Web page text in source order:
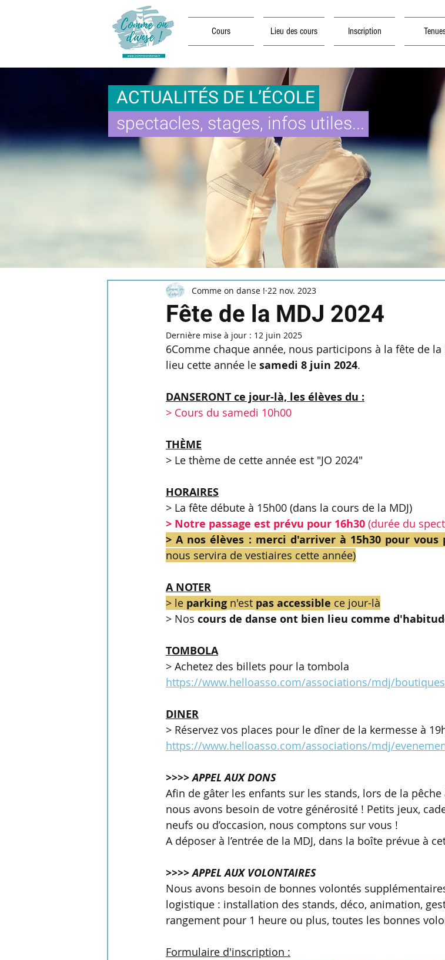
Cours Lieu des cours Inscription
ACTUALITÉS DE L’ÉCOLE
spectacles, stages, infos utiles...
Fête de la MDJ 2024
Comme on danse ! 22 nov. 2023
Dernière mise à jour : 12 juin 2025
6Comme chaque année, nous participons à la fête de la
lieu cette année le samedi 8 juin 2024.
DANSERONT ce jour-là, les élèves du :
> Cours du samedi 10h00
THÈME
> Le thème de cette année est "JO 2024"
HORAIRES
> La fête débute à 15h00 (dans la cours de la MDJ)
> Notre passage est prévu pour 16h30 (durée du
> A nos élèves : merci d'arriver à 15h30 pour vous
nous servira de vestiaires cette année)
A NOTER
> le parking n'est pas accessible ce jour-là
> Nos cours de danse ont bien lieu comme
TOMBOLA
> Achetez des billets pour la tombola
https://www.helloasso.com/associations/mdj/
DINER
> Réservez vos places pour le dîner de la kermesse à
https://www.helloasso.com/associations/mdj/
>>>> APPEL AUX DONS
Afin de gâter les enfants sur les stands, lors de la
nous avons besoin de votre générosité ! Petits jeux,
neufs ou d’occasion, nous comptons sur vous !
A déposer à l’entrée de la MDJ, dans la boîte prévue à
>>>> APPEL AUX VOLONTAIRES
Nous avons besoin de bonnes volontés
logistique : installation des stands, déco, animation,
rangement pour 1 heure ou plus, toutes les bonnes
Formulaire d'inscription :